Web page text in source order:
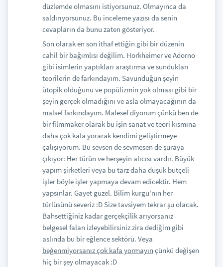
düzlemde olmasını istiyorsunuz. Olmayınca da
saldırıyorsunuz. Bu inceleme yazısı da senin
cevapların da bunu zaten gösteriyor.
Son olarak en son ithaf ettiğin gibi bir düzenin
cahil bir bağımlısı değilim. Horkheimer ve Adorno
gibi isimlerin yaptıkları araştırma ve sundukları
teorilerin de farkındayım. Savunduğun şeyin
ütopik olduğunu ve popülizmin yok olması gibi bir
şeyin gerçek olmadığını ve asla olmayacağının da
malsef farkındayım. Malesef diyorum çünkü ben de
bir filmmaker olarak bu işin sanat ve teori kısmına
daha çok kafa yorarak kendimi geliştirmeye
çalışıyorum. Bu sevsen de sevmesen de şuraya
çıkıyor: Her türün ve herşeyin alıcısı vardır. Büyük
yapım şirketleri veya bu tarz daha düşük bütçeli
işler böyle işler yapmaya devam edicektir. Hem
yapsınlar. Gayet güzel. Bilim kurgu'nın her
türlüsünü severiz :D Size tavsiyem tekrar şu olacak.
Bahsettiğiniz kadar gerçekçilik arıyorsanız
belgesel falan izleyebilirsiniz zira dediğim gibi
aslında bu bir eğlence sektörü. Veya
beğenmiyorsanız çok kafa yormayın çünkü değişen
hiç bir şey olmayacak :D